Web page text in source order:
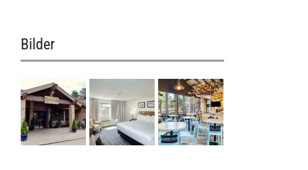
Bilder